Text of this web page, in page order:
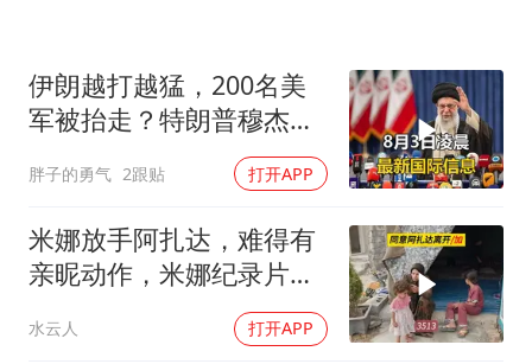
新华社权威快报|我国编制完成新版全月地质图
曝张一鸣下死命令：不依赖AI蒸馏技术
中国经济展现强大韧性和活力
伊朗越打越猛，200名美
军被抬走？特朗普穆杰塔
胖子的勇气 2跟贴 打开APP
米娜放手阿扎达，难得有
亲昵动作，米娜纪录片
水云人 打开APP